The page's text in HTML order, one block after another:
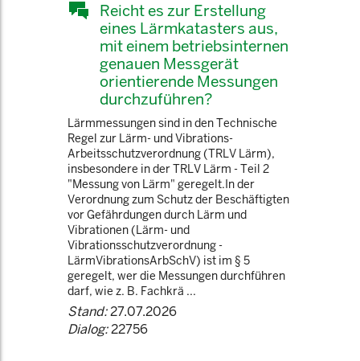
Reicht es zur Erstellung
eines Lärmkatasters aus,
mit einem betriebsinternen
genauen Messgerät
orientierende Messungen
durchzuführen?
Lärmmessungen sind in den Technische
Regel zur Lärm- und Vibrations-
Arbeitsschutzverordnung (TRLV Lärm),
insbesondere in der TRLV Lärm - Teil 2
"Messung von Lärm" geregelt.In der
Verordnung zum Schutz der Beschäftigten
vor Gefährdungen durch Lärm und
Vibrationen (Lärm- und
Vibrationsschutzverordnung -
LärmVibrationsArbSchV) ist im § 5
geregelt, wer die Messungen durchführen
darf, wie z. B. Fachkrä ...
Stand:27.07.2026
Dialog:22756